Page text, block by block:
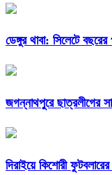
ডেঙ্গুর থাবা: সিলেটে
জগন্নাথপুরে ছাত্রলীগের
দিরাইয়ে কিশোরী